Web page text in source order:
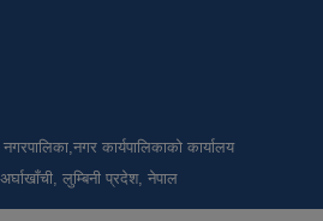
कार्यपालिकाको कार्यालय
लुम्बिनी प्रदेश, नेपाल